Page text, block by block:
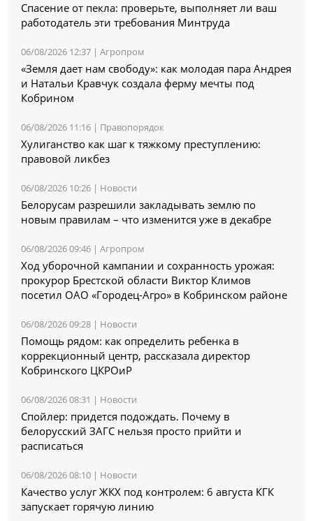
Спасение от пекла: проверьте, выполняет ли ваш
работодатель эти требования Минтруда
06/08/2026 12:37 | Агропром
«Земля дает нам свободу»: как молодая пара Андрея
и Натальи Кравчук создала ферму мечты под
Кобрином
06/08/2026 11:16 | Правопорядок
Хулиганство как шаг к тяжкому преступлению:
правовой ликбез
06/08/2026 10:26 | Новости
Белорусам разрешили закладывать землю по
новым правилам – что изменится уже в декабре
06/08/2026 09:46 | Агропром
Ход уборочной кампании и сохранность урожая:
прокурор Брестской области Виктор Климов
посетил ОАО «Городец-Агро» в Кобринском районе
06/08/2026 09:28 | Новости
Помощь рядом: как определить ребенка в
коррекционный центр, рассказала директор
Кобринского ЦКРОиР
06/08/2026 08:31 | Новости
Спойлер: придется подождать. Почему в
белорусский ЗАГС нельзя просто прийти и
расписаться
06/08/2026 08:10 | Новости
Качество услуг ЖКХ под контролем: 6 августа КГК
запускает горячую линию